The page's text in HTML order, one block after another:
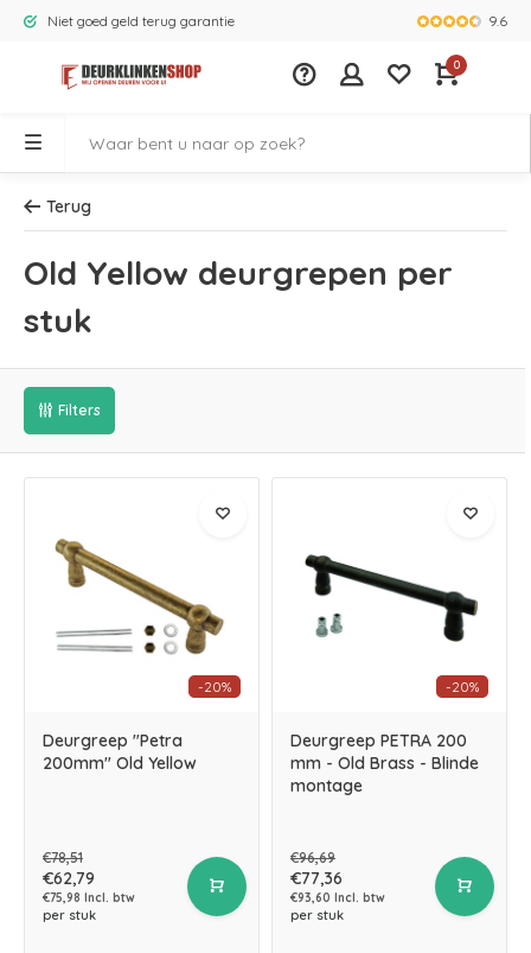
Niet goed geld terug garantie Grootste
9.6
0
Terug
Old Yellow deurgrepen per
stuk
Filters
-20%
Deurgreep "Petra
200mm" Old Yellow
€78,51
€62,79
€75,98 Incl. btw
per stuk
-20%
Deurgreep PETRA 200
mm - Old Brass - Blinde
montage
€96,69
€77,36
€93,60 Incl. btw
per stuk